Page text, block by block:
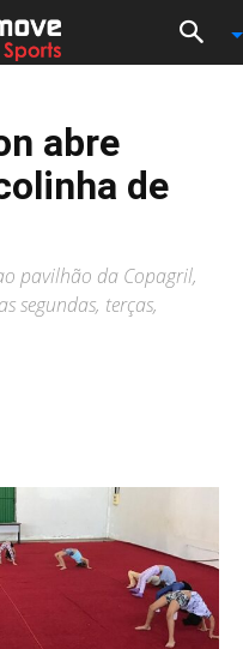
abre
de
pavilhão da Copagril,
segundas, terças,